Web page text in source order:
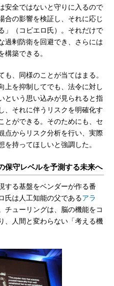
安全ではないと守りに入るので
合の影響を検証し、それに応じ
」（コビエロ氏）。それだけで
過剰防衛を回避でき、さらには
構築できる。
、同様のことが当てはまる。
上を抑制してでも、法令に対し
という思い込みが見られると指
、それに伴うリスクを明確化す
とができる。そのためにも、セ
点からリスク分析を行い、実際
持ってほしいと強調した。
保守レベルを予測する未来へ
る基盤をベンダーが作る番
氏は人工知能の父であるアラ
チューリングは、脳の機能をコ
、人間と変わらない「考える機